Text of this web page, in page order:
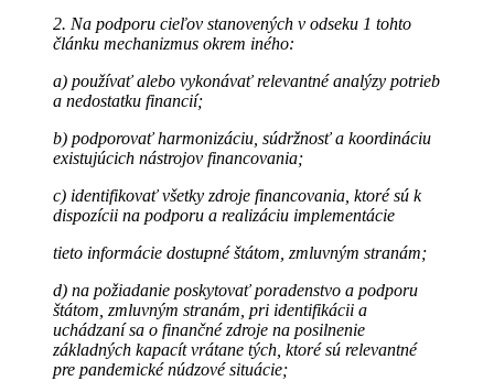
2. Na podporu cieľov stanovených v odseku 1 tohto
článku mechanizmus okrem iného:
a) používať alebo vykonávať relevantné analýzy potrieb
a nedostatku financií;
b) podporovať harmonizáciu, súdržnosť a koordináciu
existujúcich nástrojov financovania;
c) identifikovať všetky zdroje financovania, ktoré sú k
dispozícii na podporu a realizáciu implementácie
tieto informácie dostupné štátom, zmluvným stranám;
d) na požiadanie poskytovať poradenstvo a podporu
štátom, zmluvným stranám, pri identifikácii a
uchádzaní sa o finančné zdroje na posilnenie
základných kapacít vrátane tých, ktoré sú relevantné
pre pandemické núdzové situácie;